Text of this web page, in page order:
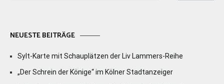
NEUESTE BEITRÄGE
Sylt-Karte mit Schauplätzen der Liv Lammers-Reihe
„Der Schrein der Könige“ im Kölner Stadtanzeiger